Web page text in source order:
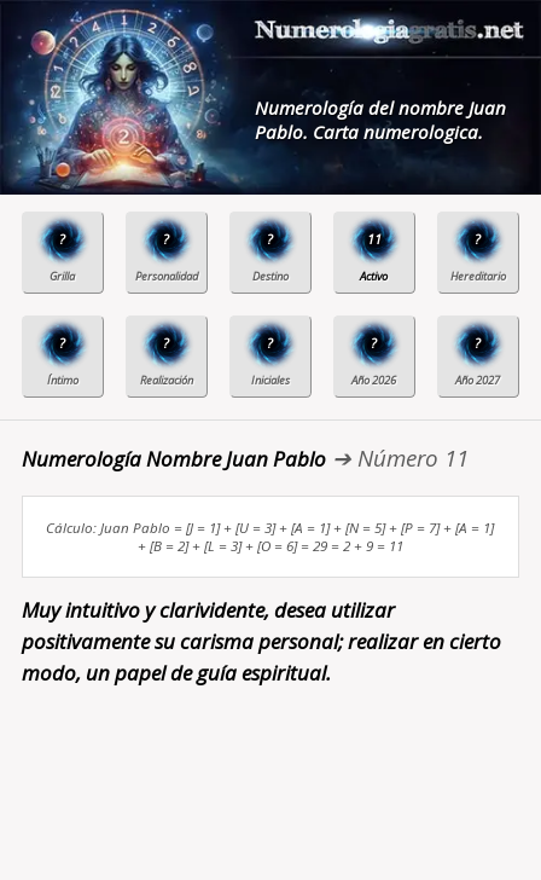
Numerología del nombre Juan
Pablo. Carta numerologica.
? ? ? 11 ?
? ? ? ? ?
Numerología Nombre Juan Pablo➔ Número 11
Cálculo: Juan Pablo = [J = 1] + [U = 3] + [A = 1] + [N = 5] + [P = 7] + [A = 1]
+ [B = 2] + [L = 3] + [O = 6] = 29 = 2 + 9 = 11
Muy intuitivo y clarividente, desea utilizar
positivamente su carisma personal; realizar en cierto
modo, un papel de guía espiritual.